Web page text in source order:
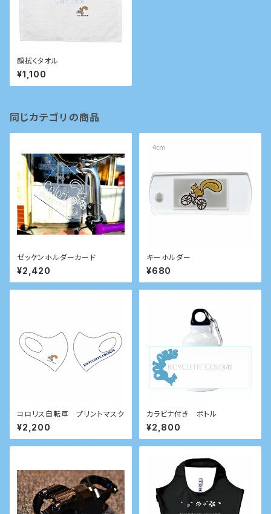
顔拭くタオル
¥1,100
同じカテゴリの商品
ゼッケンホルダーカード
¥2,420
キーホルダー
¥680
コロリス自転車 プリントマスク
¥2,200
カラビナ付き ボトル
¥2,800